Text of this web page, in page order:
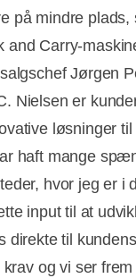
på mindre
and Carry-
Jørgen
Nielsen er
løsninger
haft mange
hvor jeg er i
input til at
direkte til
krav og vi ser